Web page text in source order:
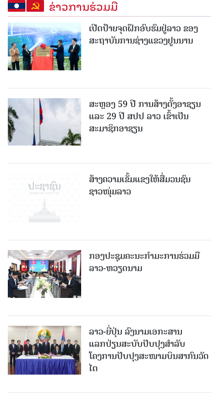
ຂ່າວການຮ່ວມມື
ເປີດປ້າຍຈຸດຝຶກອົບຮົມຢູ່ລາວ ຂອງ
ສະຖາບັນການຊ່າງແຂວງຢູນນານ
ສະຫຼອງ 59 ປີ ການສ້າງຕັ້ງອາຊຽນ
ແລະ 29 ປີ ສປປ ລາວ ເຂົ້າເປັນ
ສະມາຊິກອາຊຽນ
ສ້າງຄວາມເຂັ້ມແຂງໃຫ້ສື່ມວນຊົນ
ຊາວໜຸ່ມລາວ
ກອງປະຊຸມຄະນະກຳມະການຮ່ວມມື
ລາວ-ຫວຽດນາມ
ລາວ-ຍີ່ປຸ່ນ ລົງນາມເອກະສານ
ແລກປ່ຽນສະບັບປັບປຸງສໍາລັບ
ໂຄງການປັບປຸງສະໜາມບິນສາກົນວັດ
ໄຕ